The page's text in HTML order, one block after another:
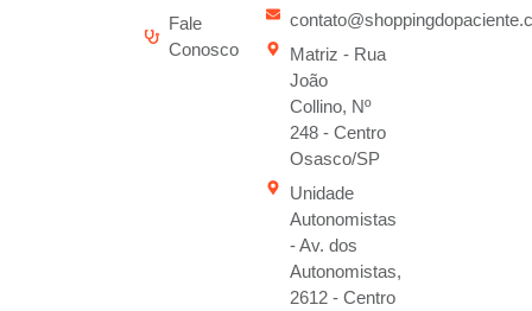
Fale
Conosco
Matriz - Rua
João
Collino, Nº
248 - Centro
Osasco/SP
Unidade
Autonomistas
- Av. dos
Autonomistas,
2612 - Centro